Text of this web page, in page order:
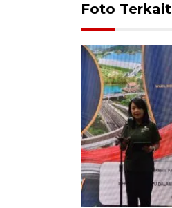
Foto Terkait